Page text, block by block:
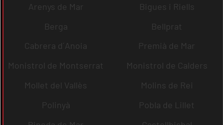
Arenys de Mar
Bigues i Riells
Berga
Bellprat
Cabrera d´Anoia
Premià de Mar
Monistrol de Montserrat
Monistrol de Calders
Mollet del Vallès
Molins de Rei
Polinyà
Pobla de Lillet